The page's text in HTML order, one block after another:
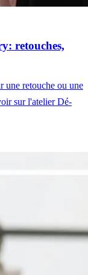
retouches,
une retouche ou une
sur l'atelier Dé-